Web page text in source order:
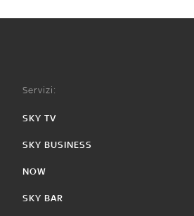
Servizi:
SKY TV
SKY BUSINESS
NOW
SKY BAR